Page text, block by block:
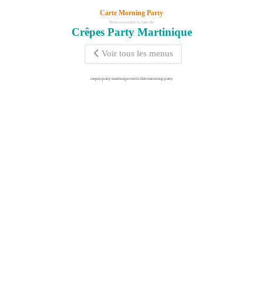
Carte Morning Party
Vous consultez la carte de
Crêpes Party Martinique
Voir tous les menus
crepes-party-martinique-trois-ilets-morning-party